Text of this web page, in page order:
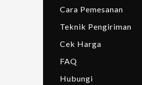
Cara Pemesanan
Teknik Pengiriman
Cek Harga
FAQ
Hubungi